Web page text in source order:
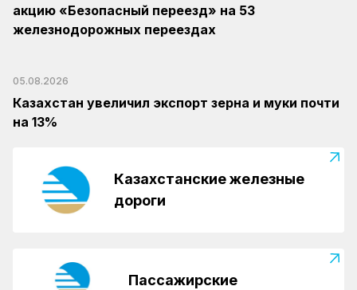
акцию «Безопасный переезд» на 53
железнодорожных переездах
05.08.2026
Казахстан увеличил экспорт зерна и муки почти
на 13%
Казахстанские железные
дороги
Пассажирские